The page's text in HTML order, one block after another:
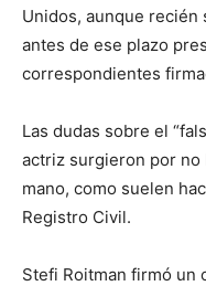
Unidos, aunque recién
antes de ese plazo
correspondientes
Las dudas sobre el
actriz surgieron por no
mano, como suelen
Registro Civil.
Stefi Roitman firmó un